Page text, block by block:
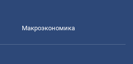
Mакроэкономика